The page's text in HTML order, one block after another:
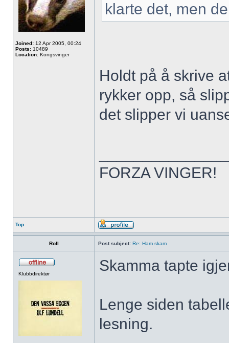
Joined: 12 Apr 2005, 00:24
Posts: 10489
Location: Kongsvinger
klarte det, men
Holdt på å skrive
rykker opp, så
det slipper vi
FORZA VINGER!
Top
Roll Post subject: Re: Ham skam
Klubbdirektør Skamma tapte
Lenge siden
lesning.